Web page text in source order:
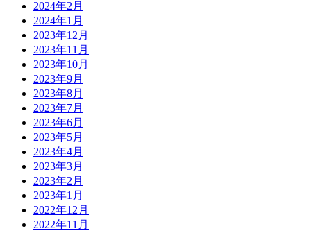
2024年2月
2024年1月
2023年12月
2023年11月
2023年10月
2023年9月
2023年8月
2023年7月
2023年6月
2023年5月
2023年4月
2023年3月
2023年2月
2023年1月
2022年12月
2022年11月